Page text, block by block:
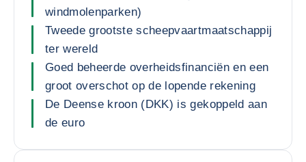
windmolenparken)
Tweede grootste scheepvaartmaatschappij
ter wereld
Goed beheerde overheidsfinanciën en een
groot overschot op de lopende rekening
De Deense kroon (DKK) is gekoppeld aan
de euro